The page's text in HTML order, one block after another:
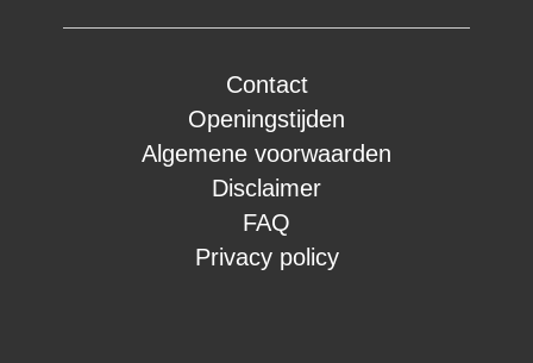
Contact
Openingstijden
Algemene voorwaarden
Disclaimer
FAQ
Privacy policy